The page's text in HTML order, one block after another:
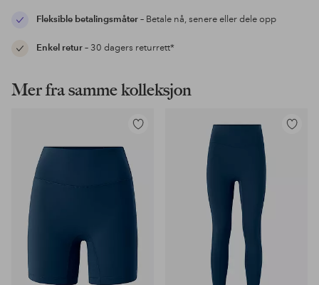
Fleksible betalingsmåter– Betale nå, senere eller dele opp
Enkel retur– 30 dagers returrett*
Mer fra samme kolleksjon
Legg
Legg